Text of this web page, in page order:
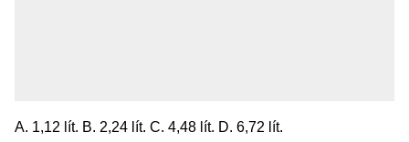
A. 1,12 lít. B. 2,24 lít. C. 4,48 lít. D. 6,72 lít.